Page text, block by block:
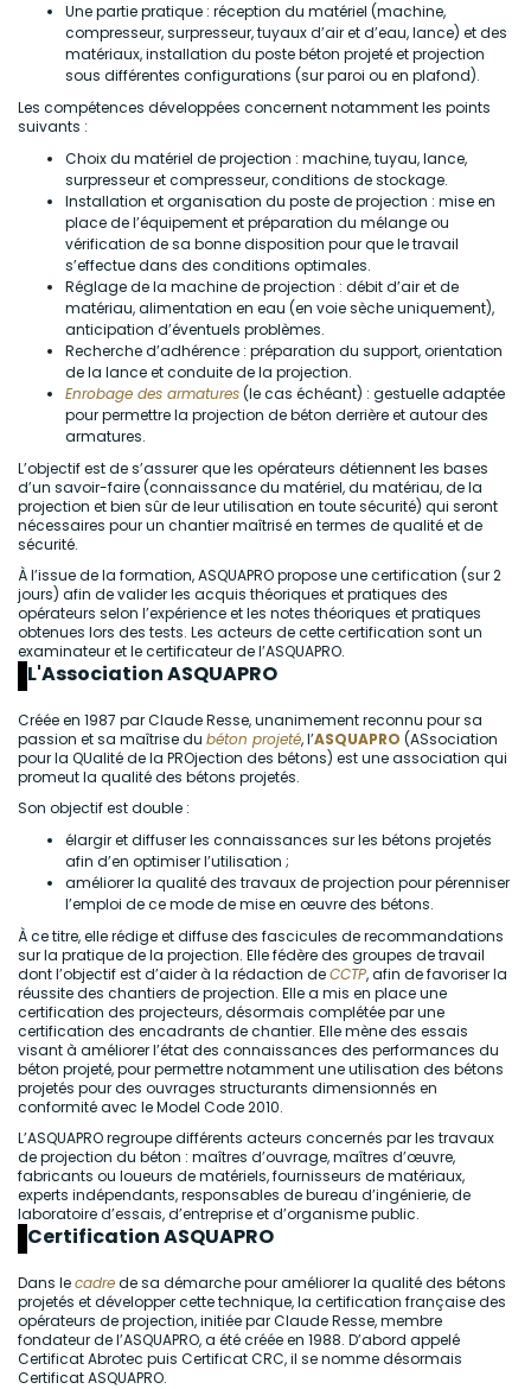
Une partie pratique : réception du matériel (machine,
compresseur, surpresseur, tuyaux d’air et d’eau, lance) et des
matériaux, installation du poste béton projeté et projection
sous différentes configurations (sur paroi ou en plafond).
Les compétences développées concernent notamment les points
suivants :
Choix du matériel de projection : machine, tuyau, lance,
surpresseur et compresseur, conditions de stockage.
Installation et organisation du poste de projection : mise en
place de l’équipement et préparation du mélange ou
vérification de sa bonne disposition pour que le travail
s’effectue dans des conditions optimales.
Réglage de la machine de projection : débit d’air et de
matériau, alimentation en eau (en voie sèche uniquement),
anticipation d’éventuels problèmes.
Recherche d’adhérence : préparation du support, orientation
de la lance et conduite de la projection.
Enrobage des armatures(le cas échéant) : gestuelle adaptée
pour permettre la projection de béton derrière et autour des
armatures.
L’objectif est de s’assurer que les opérateurs détiennent les bases
d’un savoir-faire (connaissance du matériel, du matériau, de la
projection et bien sûr de leur utilisation en toute sécurité) qui seront
nécessaires pour un chantier maîtrisé en termes de qualité et de
sécurité.
À l’issue de la formation, ASQUAPRO propose une certification (sur 2
jours) afin de valider les acquis théoriques et pratiques des
opérateurs selon l’expérience et les notes théoriques et pratiques
obtenues lors des tests. Les acteurs de cette certification sont un
examinateur et le certificateur de l’ASQUAPRO.
L'Association ASQUAPRO
Créée en 1987 par Claude Resse, unanimement reconnu pour sa
passion et sa maîtrise du béton projeté, l’ASQUAPRO (ASsociation
pour la QUalité de la PROjection des bétons) est une association qui
promeut la qualité des bétons projetés.
Son objectif est double :
élargir et diffuser les connaissances sur les bétons projetés
afin d’en optimiser l’utilisation ;
améliorer la qualité des travaux de projection pour pérenniser
l’emploi de ce mode de mise en œuvre des bétons.
À ce titre, elle rédige et diffuse des fascicules de recommandations
sur la pratique de la projection. Elle fédère des groupes de travail
dont l’objectif est d’aider à la rédaction deCCTP, afin de favoriser la
réussite des chantiers de projection. Elle a mis en place une
certification des projecteurs, désormais complétée par une
certification des encadrants de chantier. Elle mène des essais
visant à améliorer l’état des connaissances des performances du
béton projeté, pour permettre notamment une utilisation des bétons
projetés pour des ouvrages structurants dimensionnés en
conformité avec le Model Code 2010.
L’ASQUAPRO regroupe différents acteurs concernés par les travaux
de projection du béton : maîtres d’ouvrage, maîtres d’œuvre,
fabricants ou loueurs de matériels, fournisseurs de matériaux,
experts indépendants, responsables de bureau d’ingénierie, de
laboratoire d’essais, d’entreprise et d’organisme public.
Certification ASQUAPRO
Dans lecadrede sa démarche pour améliorer la qualité des bétons
projetés et développer cette technique, la certification française des
opérateurs de projection, initiée par Claude Resse, membre
fondateur de l’ASQUAPRO, a été créée en 1988. D’abord appelé
Certificat Abrotec puis Certificat CRC, il se nomme désormais
Certificat ASQUAPRO.